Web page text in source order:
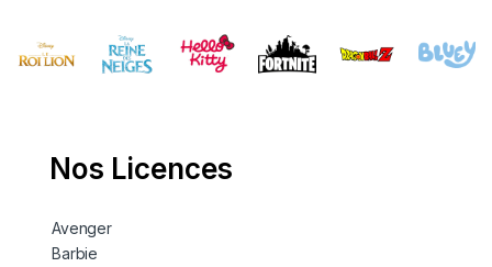
Nos Licences
Avenger
Barbie